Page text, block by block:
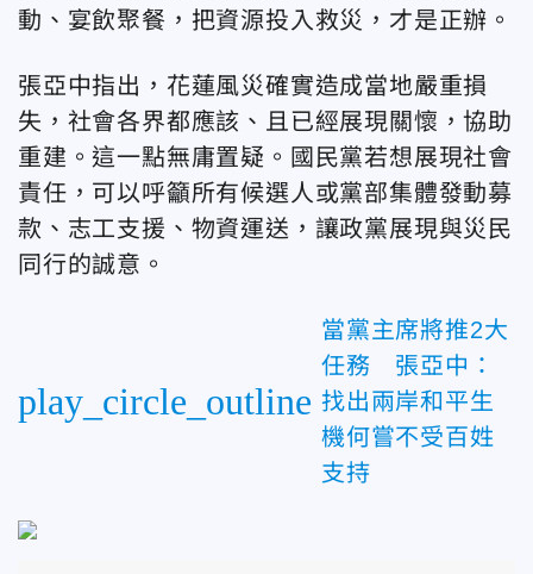
動、宴飲聚餐，把資源投入救災，才是正辦。
張亞中指出，花蓮風災確實造成當地嚴重損
失，社會各界都應該、且已經展現關懷，協助
重建。這一點無庸置疑。國民黨若想展現社會
責任，可以呼籲所有候選人或黨部集體發動募
款、志工支援、物資運送，讓政黨展現與災民
同行的誠意。
play_circle_outline
當黨主席將推2大
任務 張亞中：
找出兩岸和平生
機何嘗不受百姓
支持